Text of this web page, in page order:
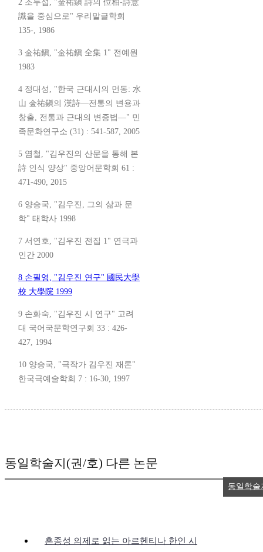
2 조두섭, "金祐鎭 詩의 位相-詩意
識을 중심으로" 우리말글학회
135-, 1986
3 金祐鎭, "金祐鎭 全集 1" 전예원
1983
4 정대성, "한국 근대시의 먼동: 水
山 金祐鎭의 漢詩―전통의 변용과
창출, 전통과 근대의 변증법―" 민
족문화연구소 (31) : 541-587, 2005
5 염철, "김우진의 산문을 통해 본
詩 인식 양상" 중앙어문학회 61 :
471-490, 2015
6 양승국, "김우진, 그의 삶과 문
학" 태학사 1998
7 서연호, "김우진 전집 1" 연극과
인간 2000
8 손필영, "김우진 연구" 國民大學
校 大學院 1999
9 손화숙, "김우진 시 연구" 고려
대 국어국문학연구회 33 : 426-
427, 1994
10 양승국, "극작가 김우진 재론"
한국극예술학회 7 : 16-30, 1997
동일학술지(권/호) 다른 논문
혼종성 의제로 읽는 아르헨티나 한인 시
동일학술